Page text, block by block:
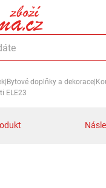
Bytové doplňky a dekorace
ELE23